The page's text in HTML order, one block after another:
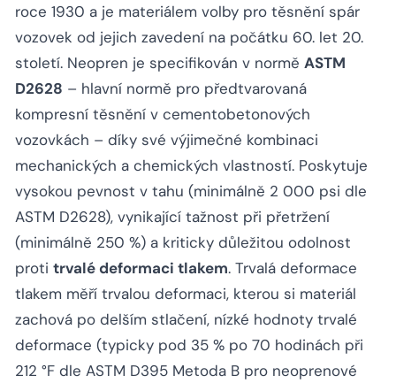
roce 1930 a je materiálem volby pro těsnění spár
vozovek od jejich zavedení na počátku 60. let 20.
století. Neopren je specifikován v normě ASTM
D2628 – hlavní normě pro předtvarovaná
kompresní těsnění v cementobetonových
vozovkách – díky své výjimečné kombinaci
mechanických a chemických vlastností. Poskytuje
vysokou pevnost v tahu (minimálně 2 000 psi dle
ASTM D2628), vynikající tažnost při přetržení
(minimálně 250 %) a kriticky důležitou odolnost
proti trvalé deformaci tlakem. Trvalá deformace
tlakem měří trvalou deformaci, kterou si materiál
zachová po delším stlačení, nízké hodnoty trvalé
deformace (typicky pod 35 % po 70 hodinách při
212 °F dle ASTM D395 Metoda B pro neoprenové